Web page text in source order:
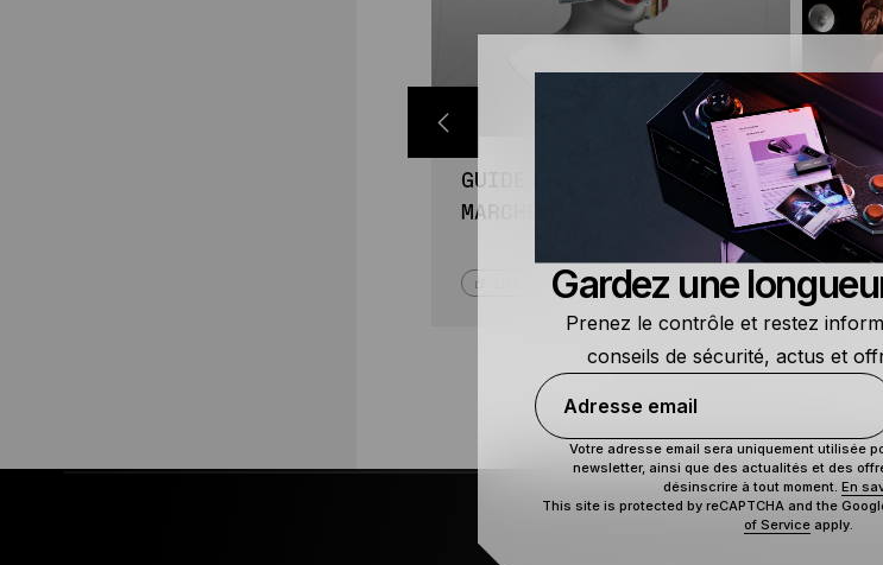
GUIDE DU TRADING SUR LES
MARCHÉS PERPÉTUELS
DÉBUTANT
Gardez une
Prenez le contrôle et restez
conseils de sécurité, actus et
Adresse email
Votre adresse email sera uniquement utilisée
newsletter, ainsi que des actualités et des
désinscrire à tout moment. En
This site is protected by reCAPTCHA and the
of Service apply.